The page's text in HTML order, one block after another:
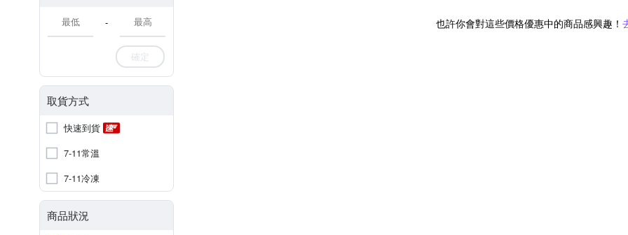
-
確定
取貨方式
快速到貨
7-11常溫
7-11冷凍
商品狀況
也許你會對這些價格優惠中的商品感興趣！